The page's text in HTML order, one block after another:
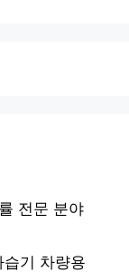
전문 분야
기 차량용